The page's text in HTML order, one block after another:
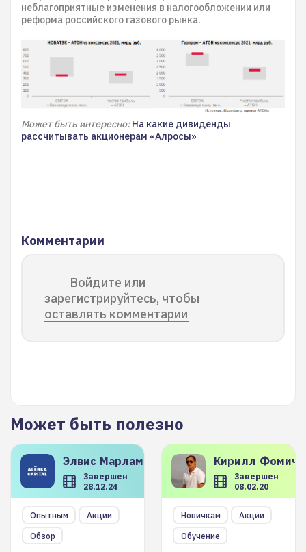
неблагоприятные изменения в налогообложении или
реформа российского газового рынка.
Может быть интересно:На какие дивиденды
рассчитывать акционерам «Алросы»
Комментарии
Войдите или
зарегистрируйтесь, чтобы
оставлять комментарии
Может быть полезно
Элвис Марламов
Завершен
28.12.24
Опытным
Акции
Обзор
Кирилл
Завершен
08.02.20
Новичкам
Акции
Обучение